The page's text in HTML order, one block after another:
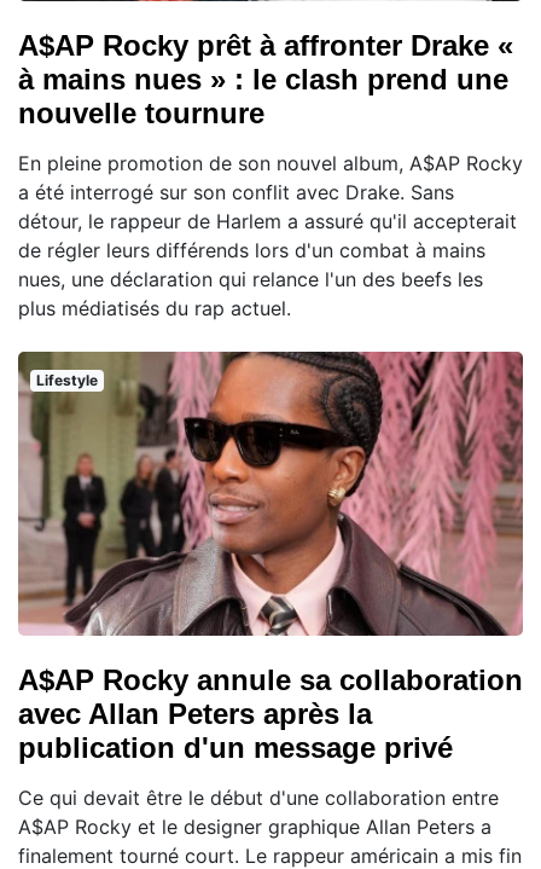
A$AP Rocky prêt à affronter Drake «
à mains nues » : le clash prend une
nouvelle tournure
En pleine promotion de son nouvel album, A$AP Rocky
a été interrogé sur son conflit avec Drake. Sans
détour, le rappeur de Harlem a assuré qu'il accepterait
de régler leurs différends lors d'un combat à mains
nues, une déclaration qui relance l'un des beefs les
plus médiatisés du rap actuel.
Lifestyle
A$AP Rocky annule sa collaboration
avec Allan Peters après la
publication d'un message privé
Ce qui devait être le début d'une collaboration entre
A$AP Rocky et le designer graphique Allan Peters a
finalement tourné court. Le rappeur américain a mis fin